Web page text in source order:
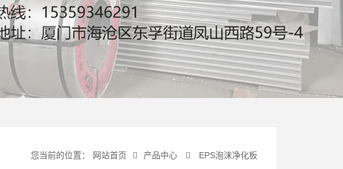
您当前的位置： 网站首页 产品中心 EPS泡沫净化板